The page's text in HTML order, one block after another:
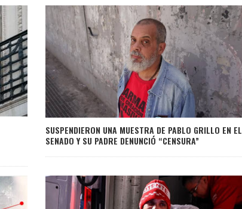
SUSPENDIERON UNA MUESTRA DE PABLO GRILLO EN EL
SENADO Y SU PADRE DENUNCIÓ “CENSURA”